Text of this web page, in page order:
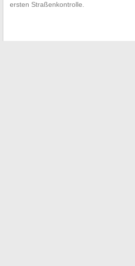
ersten Straßenkontrolle.